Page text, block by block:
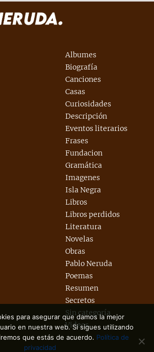
Albumes
Biografía
Canciones
Casas
Curiosidades
Descripción
Eventos literarios
Frases
Fundacion
Gramática
Imagenes
Isla Negra
Libros
Libros perdidos
Literatura
Novelas
Obras
Pablo Neruda
Poemas
Resumen
Secretos
Sin categoría
Videos
para asegurar que damos la mejor
en nuestra web. Si sigues utilizando
que estás de acuerdo. Política de
privacidad